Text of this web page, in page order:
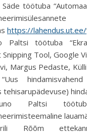
Säde töötuba
https://lahendus.ut.ee/
Paltsi töötuba
Tool, Google
Margus Pedaste,
tehisarupädevuse)
Paltsi
Rõõm